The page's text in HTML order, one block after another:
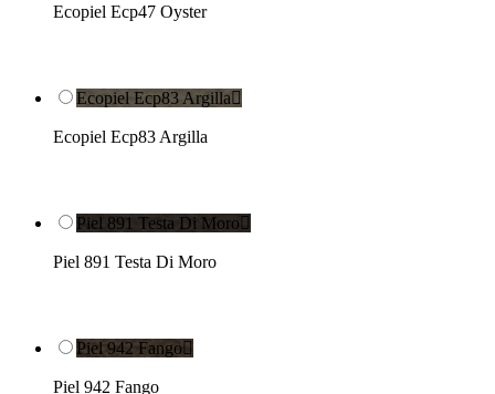
Ecopiel Ecp47 Oyster
Ecopiel Ecp83 Argilla
Ecopiel Ecp83 Argilla
Piel 891 Testa Di Moro
Piel 891 Testa Di Moro
Piel 942 Fango
Piel 942 Fango